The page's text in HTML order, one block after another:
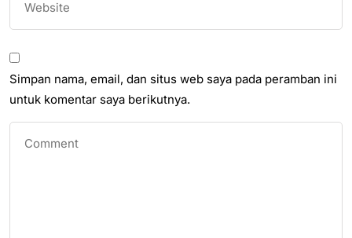
Simpan nama, email, dan situs web saya pada peramban ini
untuk komentar saya berikutnya.